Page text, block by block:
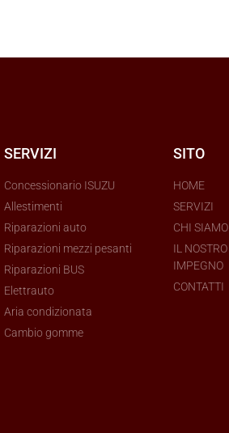
SERVIZI
Concessionario ISUZU
Allestimenti
Riparazioni auto
Riparazioni mezzi pesanti
Riparazioni BUS
Elettrauto
Aria condizionata
Cambio gomme
SITO
HOME
SERVIZI
CHI SIAMO
IL NOSTRO
IMPEGNO
CONTATTI